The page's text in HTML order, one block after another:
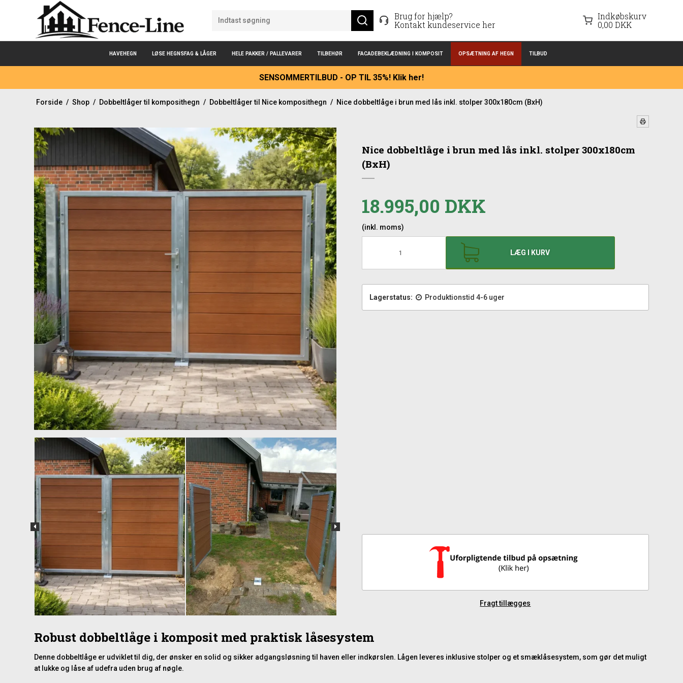
Brug for hjælp?
Kontakt kundeservice her
Indkøbskurv
0,00 DKK
HAVEHEGN LØSE HEGNSFAG & LÅGER HELE PAKKER / PALLEVARER TILBEHØR FACADEBEKLÆDNING I KOMPOSIT OPSÆTNING AF HEGN TILBUD
SENSOMMERTILBUD - OP TIL 35%! Klik her!
Forside / Shop / Dobbeltlåger til komposithegn / Dobbeltlåger til Nice komposithegn / Nice dobbeltlåge i brun med lås inkl. stolper 300x180cm (BxH)
Nice dobbeltlåge i brun med lås inkl. stolper 300x180cm
(BxH)
18.995,00 DKK
(inkl. moms)
LÆG I KURV
Lagerstatus: Produktionstid 4-6 uger
Fragt tillægges
Robust dobbeltlåge i komposit med praktisk låsesystem
Denne dobbeltlåge er udviklet til dig, der ønsker en solid og sikker adgangsløsning til haven eller indkørslen. Lågen leveres inklusive stolper og et smæklåsesystem, som gør det muligt
at lukke og låse af udefra uden brug af nøgle.